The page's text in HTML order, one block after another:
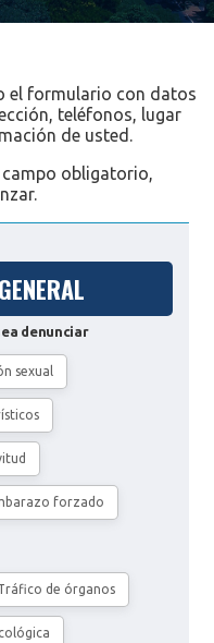
el formulario con datos
teléfonos, lugar
de usted.
obligatorio,
denunciar
sexual
forzado
de órganos